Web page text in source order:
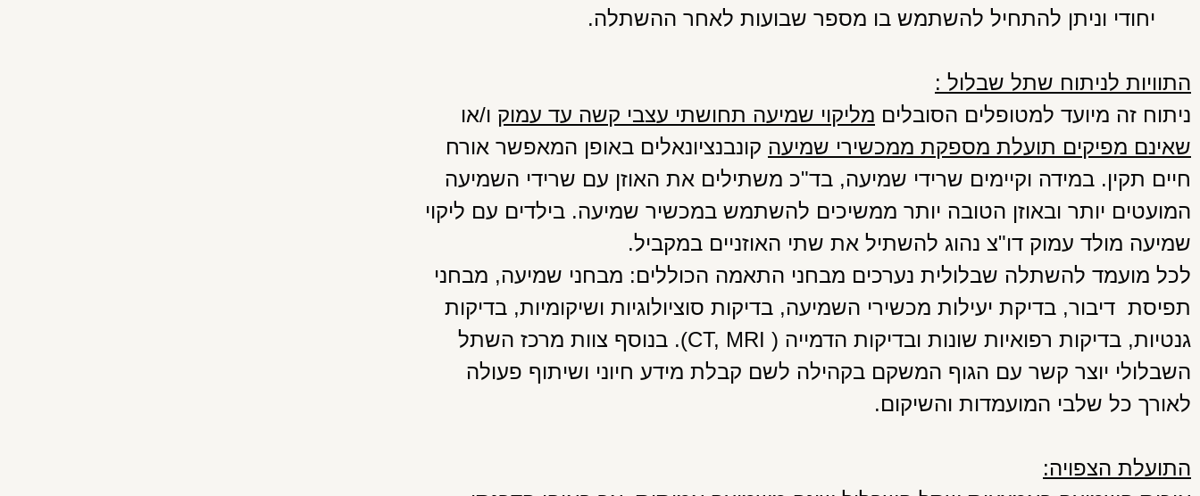
יחודי וניתן להתחיל להשתמש בו מספר שבועות לאחר ההשתלה.
התוויות לניתוח שתל שבלול :
ניתוח זה מיועד למטופלים הסובלים מליקוי שמיעה תחושתי עצבי קשה עד עמוק ו/או
שאינם מפיקים תועלת מספקת ממכשירי שמיעה קונבנציונאלים באופן המאפשר אורח
חיים תקין. במידה וקיימים שרידי שמיעה, בד"כ משתילים את האוזן עם שרידי השמיעה
המועטים יותר ובאוזן הטובה יותר ממשיכים להשתמש במכשיר שמיעה. בילדים עם ליקוי
שמיעה מולד עמוק דו"צ נהוג להשתיל את שתי האוזניים במקביל.
לכל מועמד להשתלה שבלולית נערכים מבחני התאמה הכוללים: מבחני שמיעה, מבחני
תפיסת דיבור, בדיקת יעילות מכשירי השמיעה, בדיקות סוציולוגיות ושיקומיות, בדיקות
גנטיות, בדיקות רפואיות שונות ובדיקות הדמייה ( CT, MRI). בנוסף צוות מרכז השתל
השבלולי יוצר קשר עם הגוף המשקם בקהילה לשם קבלת מידע חיוני ושיתוף פעולה
לאורך כל שלבי המועמדות והשיקום.
התועלת הצפויה: